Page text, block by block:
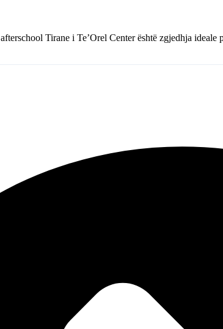
Tirane i Te’Orel Center është zgjedhja